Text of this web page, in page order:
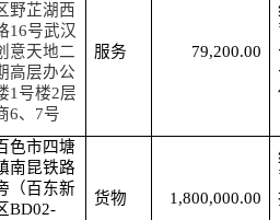
野芷湖西
16号武汉
意天地二
高层办公
1号楼2层
6、7号
服务 79,200.00
色市四塘
南昆铁路
（百东新
BD02-
货物 1,800,000.00